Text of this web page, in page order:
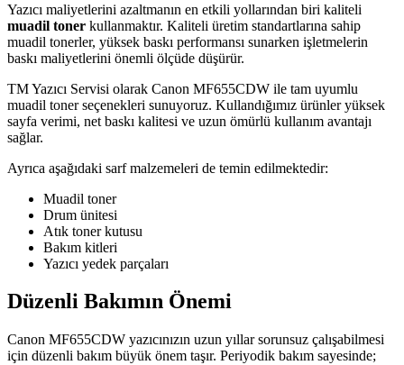
Yazıcı maliyetlerini azaltmanın en etkili yollarından biri kaliteli
muadil toner kullanmaktır. Kaliteli üretim standartlarına sahip
muadil tonerler, yüksek baskı performansı sunarken işletmelerin
baskı maliyetlerini önemli ölçüde düşürür.
TM Yazıcı Servisi olarak Canon MF655CDW ile tam uyumlu
muadil toner seçenekleri sunuyoruz. Kullandığımız ürünler yüksek
sayfa verimi, net baskı kalitesi ve uzun ömürlü kullanım avantajı
sağlar.
Ayrıca aşağıdaki sarf malzemeleri de temin edilmektedir:
Muadil toner
Drum ünitesi
Atık toner kutusu
Bakım kitleri
Yazıcı yedek parçaları
Düzenli Bakımın Önemi
Canon MF655CDW yazıcınızın uzun yıllar sorunsuz çalışabilmesi
için düzenli bakım büyük önem taşır. Periyodik bakım sayesinde;